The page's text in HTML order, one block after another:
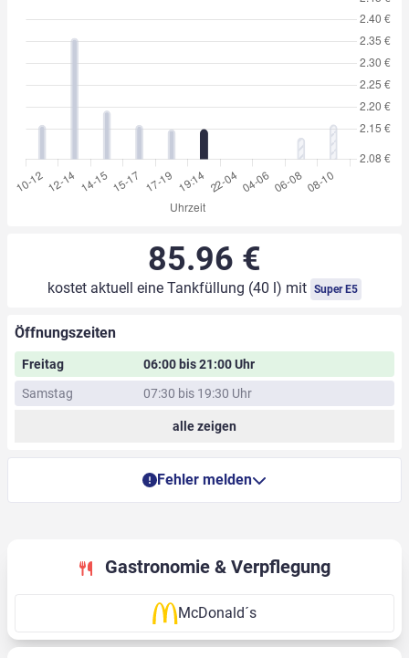
85.96 €
kostet aktuell eine Tankfüllung (40 l) mit Super E5
Öffnungszeiten
Freitag
06:00 bis 21:00 Uhr
Samstag
07:30 bis 19:30 Uhr
alle zeigen
Fehler melden
Gastronomie & Verpflegung
McDonald´s